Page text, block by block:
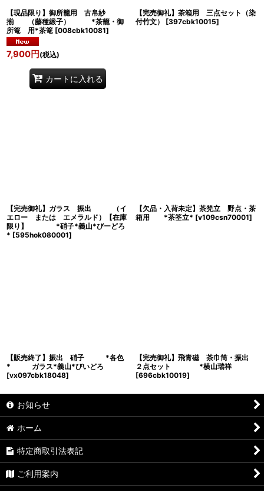
【現品限り】御所籠用 古帛紗
揃 （藤種緞子） *茶籠・御
所篭 用*茶篭 [008cbk10081]
7,900円 (税込)
カートに入れる
【完売御礼】茶箱用 三点セット（染
付竹文）
[397cbk10015]
【完売御礼】ガラス 振出 （イ
エロー または エメラルド）【在庫
限り】 *硝子*義山*びーどろ
* [595hok080001]
【欠品・入荷未定】茶筅立 野点・茶
箱用 *茶筌立* [v109csn70001]
【販売終了】振出 硝子 *各色
* ガラス*義山*びいどろ
[vx097cbk18048]
【完売御礼】飛青磁 茶巾筒・振出
２点セット *横山瑞祥
[696cbk10019]
お知らせ
ホーム
特定商取引法表記
ご利用案内